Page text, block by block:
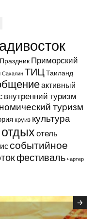
Праздник Приморский
Сахалин ТИЦТаиланд
активный
внутренний туризм
туризм
круиз культура
отдыхотель
событийное
фестиваль чартер